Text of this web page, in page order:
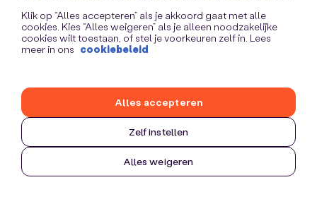
Klik op “Alles accepteren” als je akkoord gaat met alle
cookies. Kies “Alles weigeren” als je alleen noodzakelijke
cookies wilt toestaan, of stel je voorkeuren zelf in. Lees
meer in ons cookiebeleid
Zelf instellen
Alles weigeren
Alles accepteren